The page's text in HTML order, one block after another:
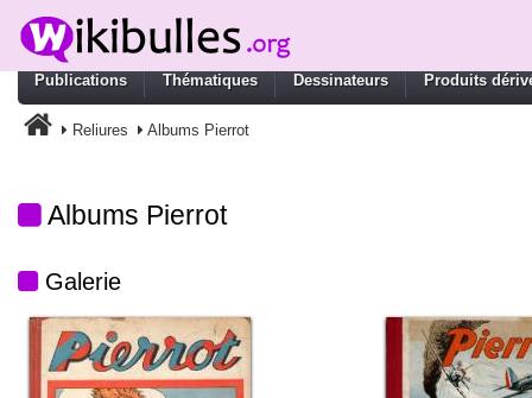
Publications Thématiques Dessinateurs Produits
Reliures Albums Pierrot
Albums Pierrot
Galerie